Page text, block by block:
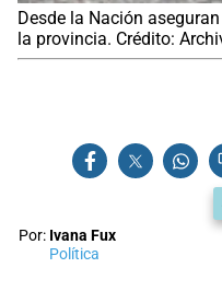
Desde la Nación
la provincia. Crédito:
Por: Ivana Fux
Política